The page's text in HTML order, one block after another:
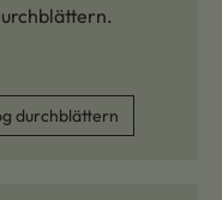
durchblättern